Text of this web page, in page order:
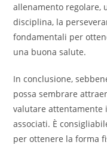
allenamento regolare,
disciplina, la
fondamentali per
una buona salute.
In conclusione,
possa sembrare
valutare
associati. È
per ottenere la forma